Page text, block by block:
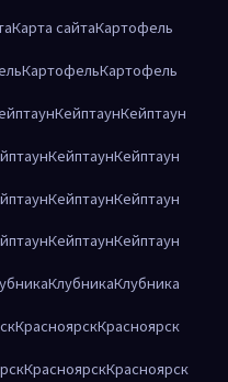
Карта сайтаКартофель
КартофельКартофель
КейптаунКейптаун
КейптаунКейптаун
КейптаунКейптаун
КейптаунКейптаун
КлубникаКлубника
КрасноярскКрасноярск
КрасноярскКрасноярск